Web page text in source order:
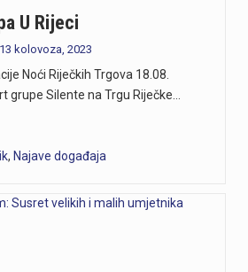
U Rijeci
13 kolovoza, 2023
Noći Riječkih Trgova 18.08.
grupe Silente na Trgu Riječke…
, Najave događaja